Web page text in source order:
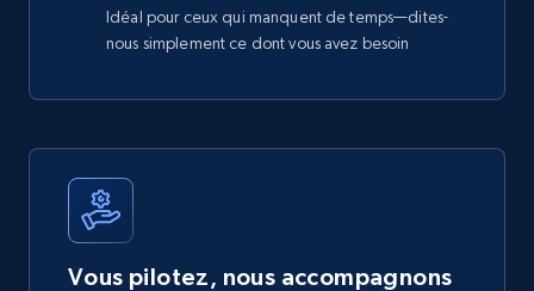
Idéal pour ceux qui manquent de temps—dites-
nous simplement ce dont vous avez besoin
Vous pilotez, nous accompagnons